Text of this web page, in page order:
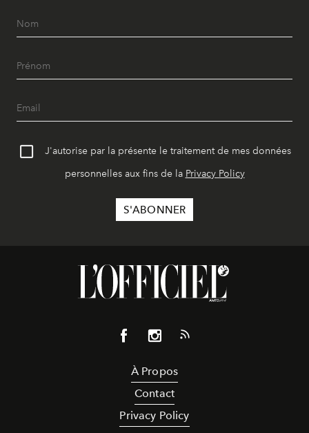
J'autorise par la présente le traitement de mes données
personnelles aux fins de la Privacy Policy
À Propos
Contact
Privacy Policy